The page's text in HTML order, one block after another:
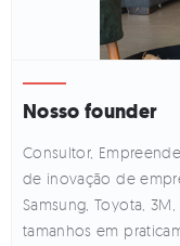
Nosso founder
Consultor,
de inovação de
Samsung, Toyota,
tamanhos em